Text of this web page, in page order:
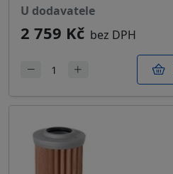
u dodavatele
2 759 Kč bez DPH